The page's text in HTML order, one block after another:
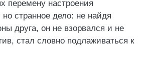
перемену настроения
но странное дело: не найдя
друга, он не взорвался и не
стал словно подлаживаться к